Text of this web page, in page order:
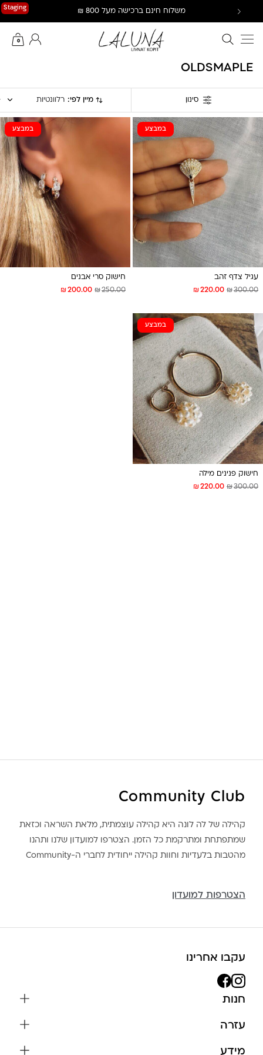
Staging משלוח חינם ברכישה מעל 800 ₪
חיפוש באתר
0
החשבון שלי
OLDSMAPLE
סינון מיין לפי: רלוונטיות
במבצע
עגיל צדף זהב
₪220.00 ₪300.00
במבצע
חישוק סרי אבנים
₪200.00 ₪250.00
במבצע
חישוק פנינים מילה
₪220.00 ₪300.00
Community Club
קהילה של לה לונה היא קהילה עוצמתית, מלאת השראה וכזאת
שמתפתחת ומתרקמת כל הזמן. הצטרפו למועדון שלנו ותהנו
מהטבות בלעדיות וחוות קהילה ייחודית לחברי ה-Community
הצטרפות למועדון
עקבו אחרינו
חנות
עזרה
מידע